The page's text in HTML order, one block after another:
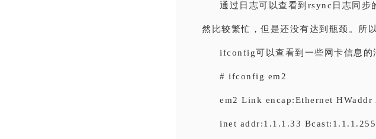
通过日志可以查看到rsync日志同
然比较繁忙，但是还没有达到瓶颈。所
ifconfig可以查看到一些网卡信息的
# ifconfig em2
em2 Link encap:Ethernet
inet addr:1.1.1.33